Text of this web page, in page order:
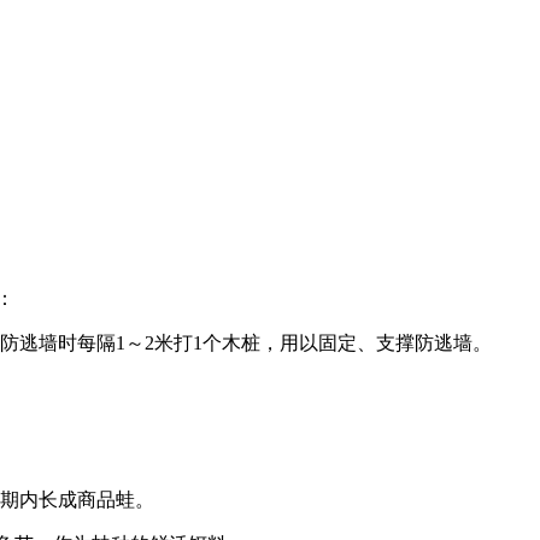
墙时每隔1～2米打1个木桩，用以固定、支撑防逃墙。
内长成商品蛙。